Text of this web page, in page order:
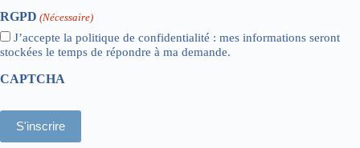
RGPD (Nécessaire)
J’accepte la politique de confidentialité : mes informations seront
stockées le temps de répondre à ma demande.
CAPTCHA